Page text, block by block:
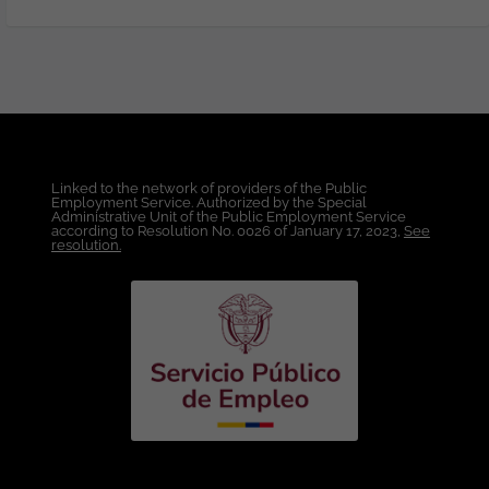
Tecnológica, Administración Básica de
Redes y Conectividad Conocimientos
técnicos: Infraestructura y virtualización:
Provisionamiento de máquinas virtuales,
Administración de snapshots y alta
disponibilidad). Sistemas operativos:
(Windows Server y Linux (Ubuntu,
Debian, Rocky, RHEL o similares).
Networking: (TCP/IP, VLANs, VPN, DNS,
DHCP, Firewalls, Balanceadores de
Linked to the network of providers of the Public
Employment Service. Authorized by the Special
Administrative Unit of the Public Employment Service
according to Resolution No. 0026 of January 17, 2023, See
resolution.